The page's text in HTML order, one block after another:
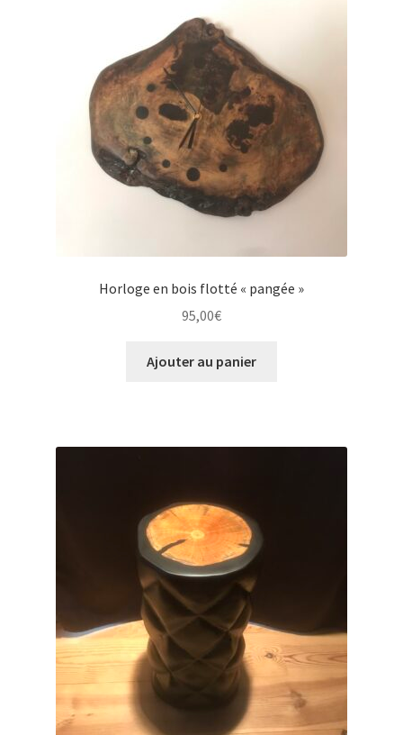
Horloge en bois flotté « pangée »
95,00€
Ajouter au panier